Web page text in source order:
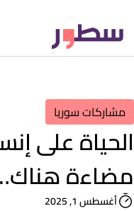
مشاركات سوريا
الحياة على
مضاءة
أغسطس 1, 2025